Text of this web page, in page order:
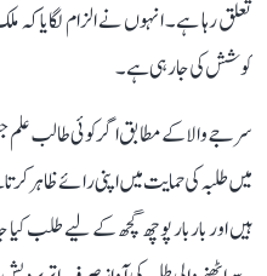
تعلق رہا ہے۔ انہوں نے الزام لگایا کہ
کوشش کی جا رہی ہے۔
سرجے والا کے مطابق اگر کوئی طالب علم
میں طلبہ کی حمایت میں اپنی رائے
ہیں اور بار بار پوچھ گچھ کے لیے طلب